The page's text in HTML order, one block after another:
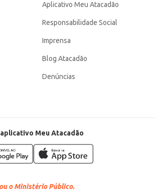
Aplicativo Meu Atacadão
Responsabilidade Social
Imprensa
Blog Atacadão
Denúncias
Meu Atacadão
o Ministério Público.